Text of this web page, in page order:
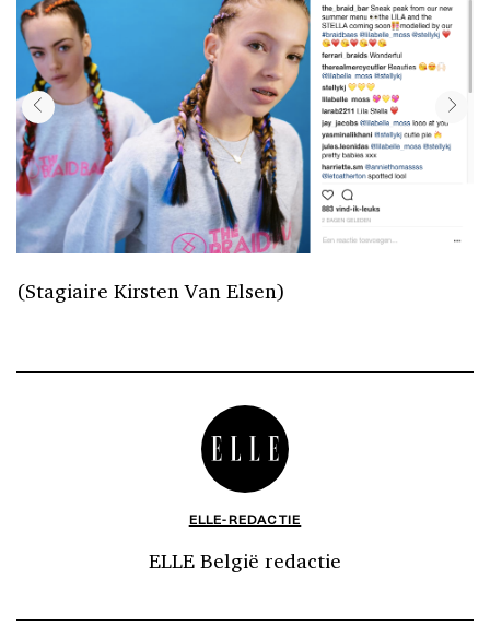
(Stagiaire Kirsten Van Elsen)
ELLE-REDACTIE
ELLE België redactie